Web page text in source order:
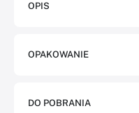
OPIS
OPAKOWANIE
DO POBRANIA